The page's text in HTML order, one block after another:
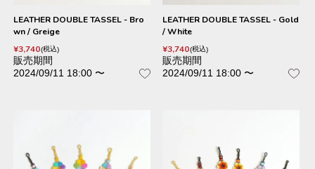
LEATHER DOUBLE TASSEL - Bro
wn / Greige
¥3,740 税込
販売期間
2024/09/11 18:00 〜
LEATHER DOUBLE TASSEL - Gold
/ White
¥3,740 税込
販売期間
2024/09/11 18:00 〜